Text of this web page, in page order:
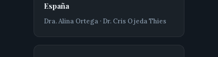
España
Dra. Alina Ortega · Dr. Cris Ojeda Thies